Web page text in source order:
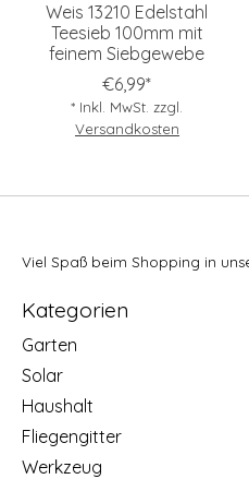
Weis 13210 Edelstahl
Teesieb 100mm mit
feinem Siebgewebe
€6,99*
* Inkl. MwSt. zzgl.
Versandkosten
Viel Spaß beim Shopping in
Kategorien
Garten
Solar
Haushalt
Fliegengitter
Werkzeug